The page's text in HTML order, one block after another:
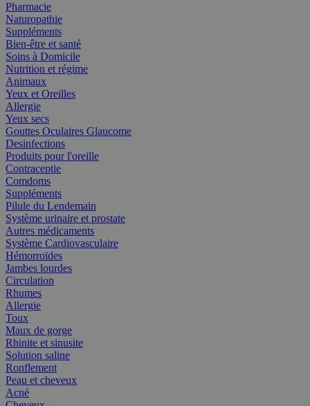
Pharmacie
Naturopathie
Suppléments
Bien-être et santé
Soins à Domicile
Nutrition et régime
Animaux
Yeux et Oreilles
Allergie
Yeux secs
Gouttes Oculaires Glaucome
Desinfections
Produits pour l'oreille
Contraceptie
Comdoms
Suppléments
Pilule du Lendemain
Système urinaire et prostate
Autres médicaments
Système Cardiovasculaire
Hémorroïdes
Jambes lourdes
Circulation
Rhumes
Allergie
Toux
Maux de gorge
Rhinite et sinusite
Solution saline
Ronflement
Peau et cheveux
Acné